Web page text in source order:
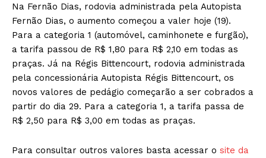
Na Fernão Dias, rodovia administrada pela Autopista
Fernão Dias, o aumento começou a valer hoje (19).
Para a categoria 1 (automóvel, caminhonete e furgão),
a tarifa passou de R$ 1,80 para R$ 2,10 em todas as
praças. Já na Régis Bittencourt, rodovia administrada
pela concessionária Autopista Régis Bittencourt, os
novos valores de pedágio começarão a ser cobrados a
partir do dia 29. Para a categoria 1, a tarifa passa de
R$ 2,50 para R$ 3,00 em todas as praças.
Para consultar outros valores basta acessar o site da